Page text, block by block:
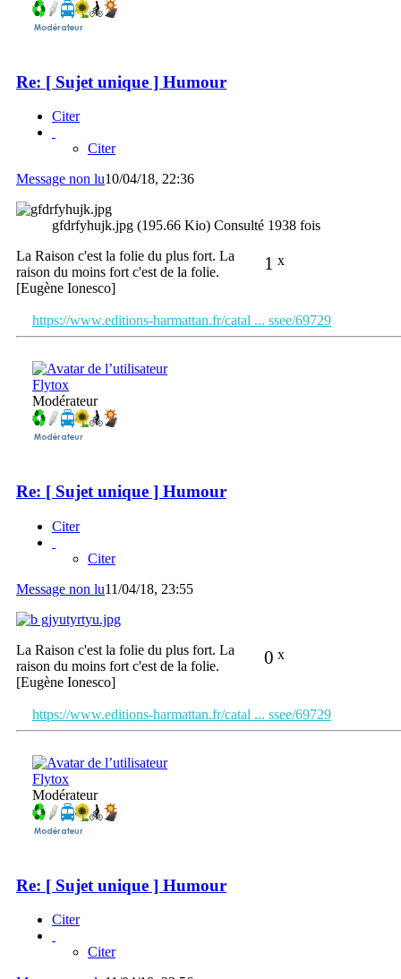
Re: [ Sujet unique ] Humour
Citer
Citer
Message non lu10/04/18, 22:36
gfdrfyhujk.jpg (195.66 Kio) Consulté 1938 fois
1 x
La Raison c'est la folie du plus fort. La
raison du moins fort c'est de la folie.
[Eugène Ionesco]
https://www.editions-harmattan.fr/catal ... ssee/69729
Flytox
Modérateur
Re: [ Sujet unique ] Humour
Citer
Citer
Message non lu11/04/18, 23:55
0 x
La Raison c'est la folie du plus fort. La
raison du moins fort c'est de la folie.
[Eugène Ionesco]
https://www.editions-harmattan.fr/catal ... ssee/69729
Flytox
Modérateur
Re: [ Sujet unique ] Humour
Citer
Citer